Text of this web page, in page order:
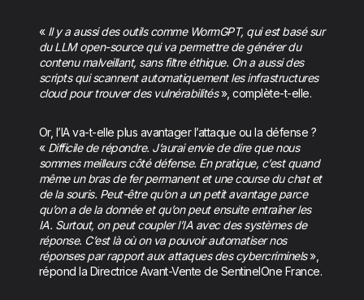
«Il y a aussi des outils comme WormGPT, qui est basé sur
du LLM open-source qui va permettre de générer du
contenu malveillant, sans filtre éthique. On a aussi des
scripts qui scannent automatiquement les infrastructures
cloud pour trouver des vulnérabilités», complète-t-elle.
Or, l’IA va-t-elle plus avantager l’attaque ou la défense ?
« Difficile de répondre. J’aurai envie de dire que nous
sommes meilleurs côté défense. En pratique, c’est quand
même un bras de fer permanent et une course du chat et
de la souris. Peut-être qu’on a un petit avantage parce
qu’on a de la donnée et qu’on peut ensuite entraîner les
IA. Surtout, on peut coupler l’IA avec des systèmes de
réponse. C’est là où on va pouvoir automatiser nos
réponses par rapport aux attaques des cybercriminels»,
répond la Directrice Avant-Vente de SentinelOne France.